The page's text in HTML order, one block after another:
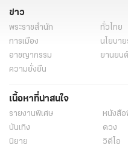
ข่าว
พระราชสำนัก ทั่วไทย
การเมือง
นโยบา
อาชญากรรม
ยานยนต์
ความยั่งยืน
เนื้อหาที่น่าสนใจ
รายงานพิเศษ หนังสื
บันเทิง
ดวง
นิยาย
วิดีโอ